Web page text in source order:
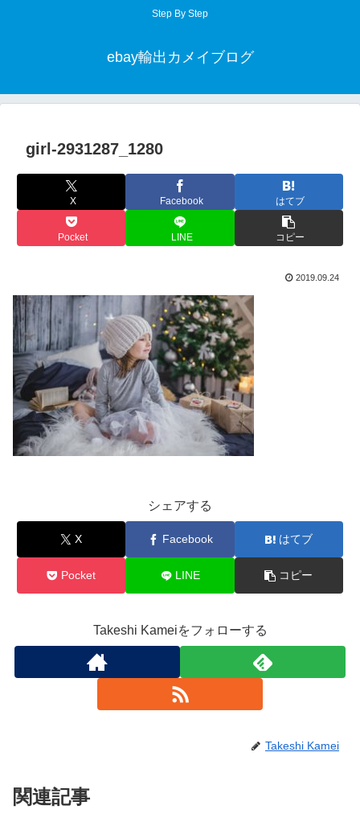
Step By Step
ebay輸出カメイブログ
girl-2931287_1280
X Facebook はてブ
Pocket LINE コピー
2019.09.24
シェアする
X Facebook はてブ
Pocket LINE コピー
Takeshi Kameiをフォローする
Takeshi Kamei
関連記事